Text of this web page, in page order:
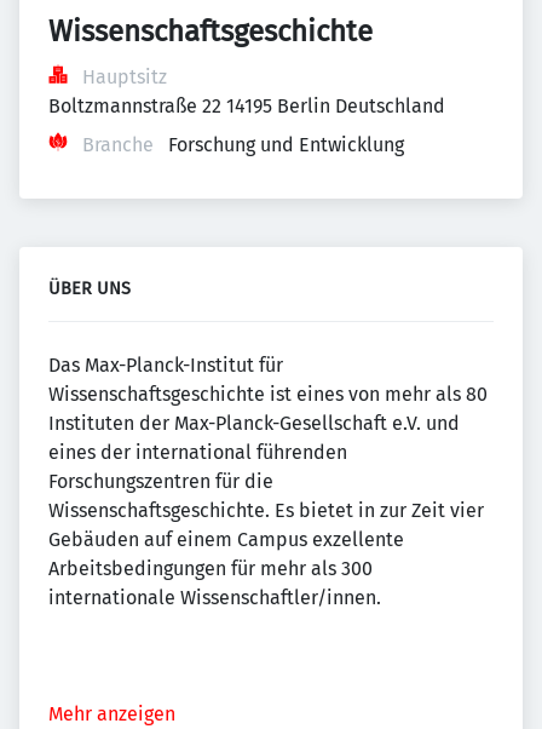
Wissenschaftsgeschichte
Hauptsitz
Boltzmannstraße 22 14195 Berlin Deutschland
Branche
Forschung und Entwicklung
ÜBER UNS
Das Max-Planck-Institut für
Wissenschaftsgeschichte ist eines von mehr als 80
Instituten der Max-Planck-Gesellschaft e.V. und
eines der international führenden
Forschungszentren für die
Wissenschaftsgeschichte. Es bietet in zur Zeit vier
Gebäuden auf einem Campus exzellente
Arbeitsbedingungen für mehr als 300
internationale Wissenschaftler/innen.
Mehr anzeigen